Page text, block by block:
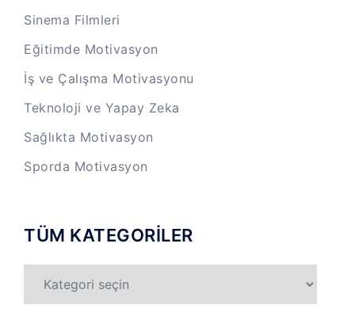
Sinema Filmleri
Eğitimde Motivasyon
İş ve Çalışma Motivasyonu
Teknoloji ve Yapay Zeka
Sağlıkta Motivasyon
Sporda Motivasyon
TÜM KATEGORİLER
KATEGORİLER